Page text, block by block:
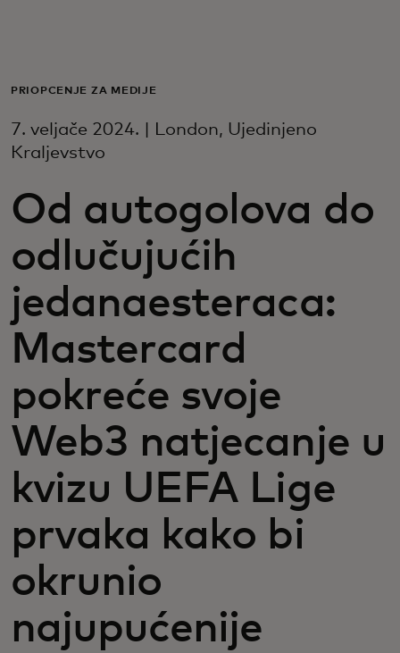
Za poslovanje
Za svijet
Za inovatore
Novosti i trendovi
PRIOPĆENJE ZA MEDIJE
7. veljače 2024. | London, Ujedinjeno
Kraljevstvo
Od autogolova do
odlučujućih
jedanaesteraca:
Mastercard
pokreće svoje
Web3 natjecanje u
kvizu UEFA Lige
prvaka kako bi
okrunio
najupućenije